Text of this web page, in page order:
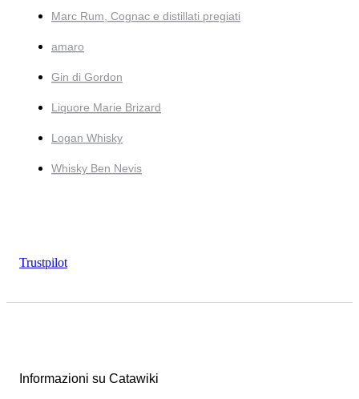
Marc Rum, Cognac e distillati pregiati
amaro
Gin di Gordon
Liquore Marie Brizard
Logan Whisky
Whisky Ben Nevis
Trustpilot
Informazioni su Catawiki